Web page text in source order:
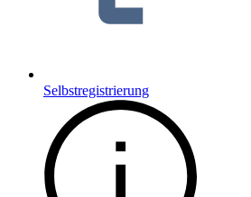
Selbstregistrierung